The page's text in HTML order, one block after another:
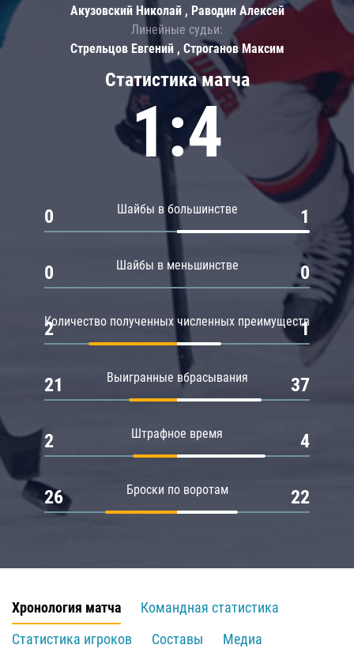
Статистика матча
1:4
Шайбы в большинстве
0 1
Шайбы в меньшинстве
0 0
Количество полученных численных преимуществ
2 1
Выигранные вбрасывания
21 37
Штрафное время
2 4
Броски по воротам
26 22
Акузовский Николай , Раводин Алексей
Линейные судьи:
Стрельцов Евгений , Строганов Максим
Хронология матча
Командная статистика
Статистика игроков
Составы
Медиа